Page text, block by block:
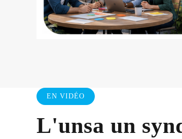
EN VIDÉO
L'unsa un